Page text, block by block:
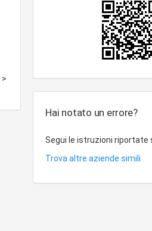
>
Hai notato un errore?
Segui le istruzioni riportate
Trova altre aziende simili